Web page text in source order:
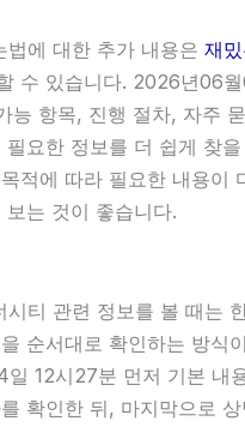
법에 대한 추가 내용은 재
수 있습니다. 2026년06
능 항목, 진행 절차, 자주
필요한 정보를 더 쉽게 찾
적에 따라 필요한 내용이
는 것이 좋습니다.
시티 관련 정보를 볼 때는
순서대로 확인하는 방식
12시27분 먼저 기본 내
확인한 뒤, 마지막으로